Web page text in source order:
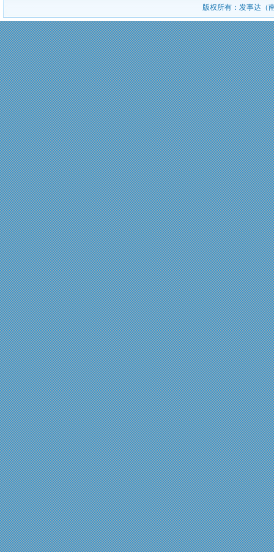
版权所有：发事达（